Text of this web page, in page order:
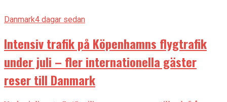
Danmark4 dagar sedan
Intensiv trafik på Köpenhamns flygtrafik
under juli – fler internationella gäster
reser till Danmark